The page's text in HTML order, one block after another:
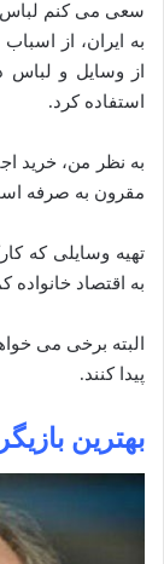
سعی می کنم لباس
از وسایل و
استفاده کرد.
به نظر من، خرید
مقرون به صرفه
تهیه وسایلی که
به اقتصاد
البته برخی می
پیدا کنند.
بهترین